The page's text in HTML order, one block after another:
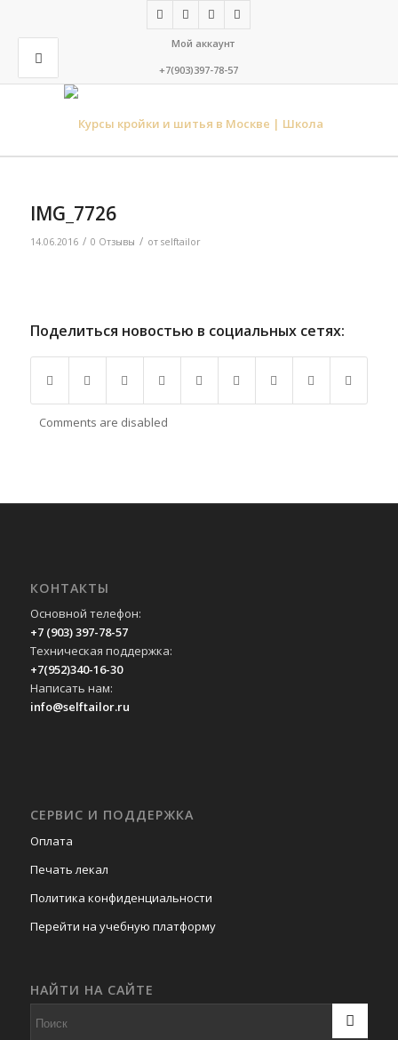
Мой аккаунт
+7(903)397-78-57
IMG_7726
14.06.2016 / 0 Отзывы / от selftailor
Поделиться новостью в социальных сетях:
Comments are disabled
КОНТАКТЫ
Основной телефон:
+7 (903) 397-78-57
Техническая поддержка:
+7(952)340-16-30
Написать нам:
info@selftailor.ru
СЕРВИС И ПОДДЕРЖКА
Оплата
Печать лекал
Политика конфиденциальности
Перейти на учебную платформу
НАЙТИ НА САЙТЕ